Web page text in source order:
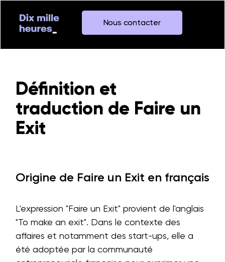
Nous contacter
Définition et
traduction de Faire un
Exit
Origine de Faire un Exit en français
L'expression "Faire un Exit" provient de l'anglais
"To make an exit". Dans le contexte des
affaires et notamment des start-ups, elle a
été adoptée par la communauté